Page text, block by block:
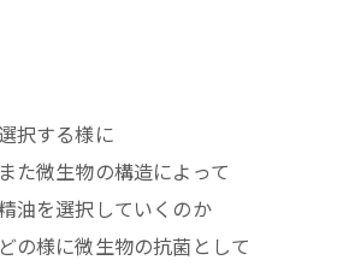
択する様に
た微生物の構造によって
油を選択していくのか
の様に微生物の抗菌として